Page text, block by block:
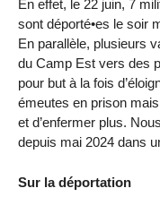
En effet, le 22 juin, 7
sont déporté•es le soir
En parallèle, plusieurs
du Camp Est vers des
pour but à la fois
émeutes en prison
et d’enfermer plus.
depuis mai 2024 dans
Sur la déportation